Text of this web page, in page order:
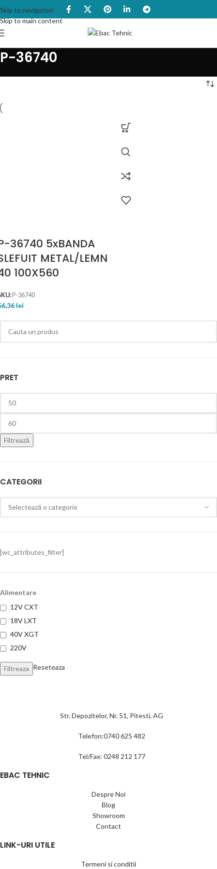
Skip to navigation
Skip to main content
P-36740
PRET
Filtrează
CATEGORII
[wc_attributes_filter]
Alimentare
12V CXT
18V LXT
40V XGT
220V
Filtreaza Reseteaza
36740 5xBANDA
METAL/LEMN
100X560
P-36740
lei
Str. Depozitelor, Nr. 51, Pitesti, AG
Telefon:0740 625 482
Tel/Fax: 0248 212 177
EBAC TEHNIC
Despre Noi
Blog
Showroom
Contact
LINK-URI UTILE
Termeni si conditii